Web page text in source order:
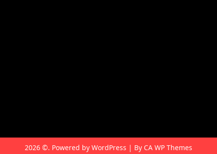
2026 ©. Powered by WordPress | By CA WP Themes